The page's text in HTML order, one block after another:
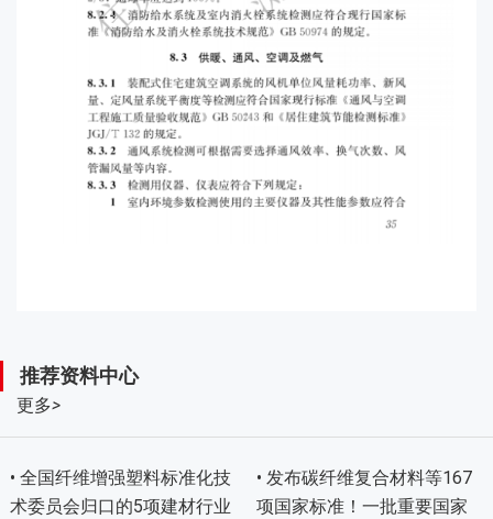
推荐资料中心
更多>
• 全国纤维增强塑料标准化技
术委员会归口的5项建材行业
• 发布碳纤维复合材料等167
项国家标准！一批重要国家